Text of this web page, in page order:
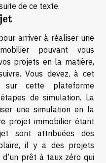
de ce texte.
arriver à réaliser une
pouvant vous
projets en la matière,
Vous devez, à cet
sur cette plateforme
de simulation. La
une simulation en la
projet immobilier étant
sont attribuées des
il y a des projets
prêt à taux zéro qui